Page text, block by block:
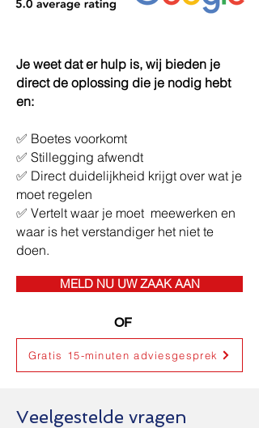
Je weet dat er hulp is, wij bieden je
direct de oplossing die je nodig hebt
en:
✅ Boetes voorkomt
✅ Stillegging afwendt
✅ Direct duidelijkheid krijgt over wat je
moet regelen
✅ Vertelt waar je moet meewerken en
waar is het verstandiger het niet te
doen.
MELD NU UW ZAAK AAN
OF
Gratis 15-minuten adviesgesprek
Veelgestelde vragen